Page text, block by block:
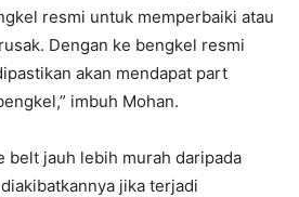
resmi untuk memperbaiki atau
Dengan ke bengkel resmi
akan mendapat part
imbuh Mohan.
belt jauh lebih murah daripada
jika terjadi